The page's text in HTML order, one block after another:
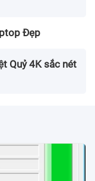
Đẹp
Quỷ 4K sắc nét